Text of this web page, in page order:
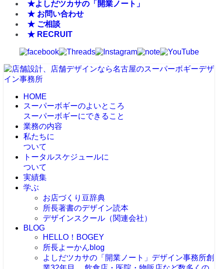
★よしだツカサの「開業ノート」
★ お問い合わせ
★ ご相談
★ RECRUIT
HOME
スーパーボギーのよいところ
スーパーボギーにできること
業務の内容
私たちに
ついて
トータルスケジュールに
ついて
実績集
学ぶ
お店づくり豆辞典
所長著書のデザイン読本
デザインスクール（関連会社）
BLOG
HELLO！BOGEY
所長よーかんblog
よしだツカサの「開業ノート」 デザイン事務所創